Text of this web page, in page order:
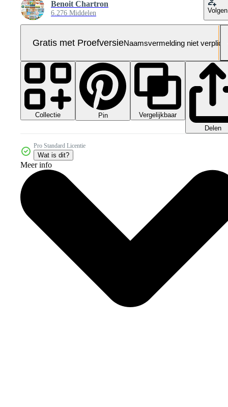
Benoit Chartron
6.276 Middelen Volgen
Gratis met ProefversieNaamsvermelding niet verplicht
Collectie Pin
Vergelijkbaar
Delen
Pro Standard Licentie
Wat is dit?
Meer info